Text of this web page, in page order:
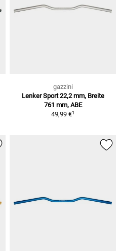
gazzini
Lenker Sport 22,2 mm, Breite
761 mm, ABE
49,99 €1